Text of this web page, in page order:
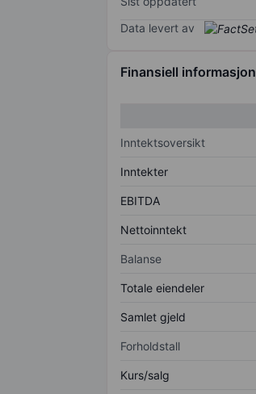
Data levert av
Finansiell informasjon
Inntektsoversikt
Inntekter
EBITDA
Nettoinntekt
Balanse
Totale eiendeler
Samlet gjeld
Forholdstall
Kurs/salg